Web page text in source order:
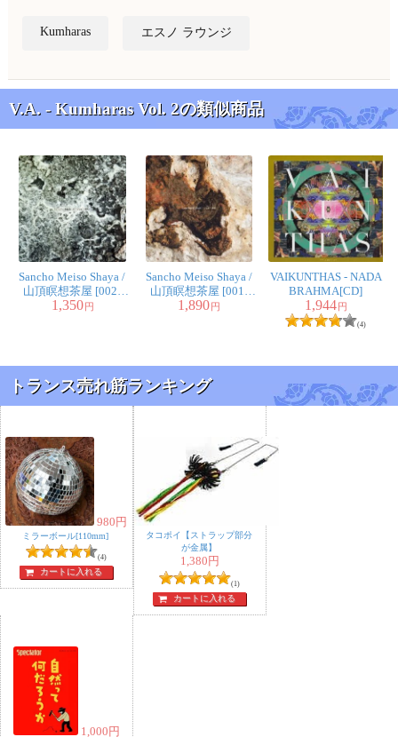
Kumharas エスノ ラウンジ
V.A. - Kumharas Vol. 2の類似商品
Sancho Meiso Shaya /
山頂瞑想茶屋 [002]
[CD]
1,350円
Sancho Meiso Shaya /
山頂瞑想茶屋 [001]
[CD]
1,890円
VAIKUNTHAS - NADA
BRAHMA[CD]
1,944円
(4)
トランス売れ筋ランキング
ミラーボール[110mm]
980 円
(4)
カートに入れる
タコポイ【ストラップ部分
が金属】
1,380 円
(1)
カートに入れる
1,000 円